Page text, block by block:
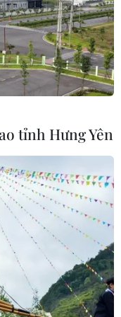
tỉnh Hưng Yên